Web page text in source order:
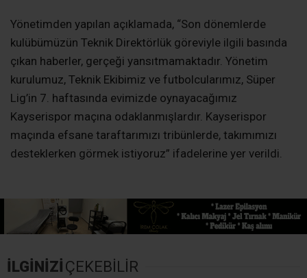
Yönetimden yapılan açıklamada, “Son dönemlerde
kulübümüzün Teknik Direktörlük göreviyle ilgili basında
çıkan haberler, gerçeği yansıtmamaktadır. Yönetim
kurulumuz, Teknik Ekibimiz ve futbolcularımız, Süper
Lig’in 7. haftasında evimizde oynayacağımız
Kayserispor maçına odaklanmışlardır. Kayserispor
maçında efsane taraftarımızı tribünlerde, takımımızı
desteklerken görmek istiyoruz” ifadelerine yer verildi.
İLGİNİZİ ÇEKEBİLİR